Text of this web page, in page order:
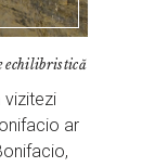
echilibristică
vizitezi
ar